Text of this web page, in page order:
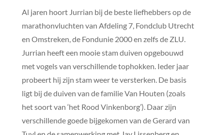
Al jaren hoort Jurrian bij de beste liefhebbers op de
marathonvluchten van Afdeling 7, Fondclub Utrecht
en Omstreken, de Fondunie 2000 en zelfs de ZLU.
Jurrian heeft een mooie stam duiven opgebouwd
met vogels van verschillende tophokken. Ieder jaar
probeert hij zijn stam weer te versterken. De basis
ligt bij de duiven van de familie Van Houten (zoals
het soort van ‘het Rood Vinkenborg’). Daar zijn
verschillende goede bijgekomen van de Gerard van